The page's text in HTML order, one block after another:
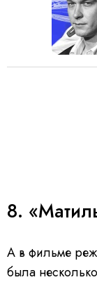
8.
А в фильме
была